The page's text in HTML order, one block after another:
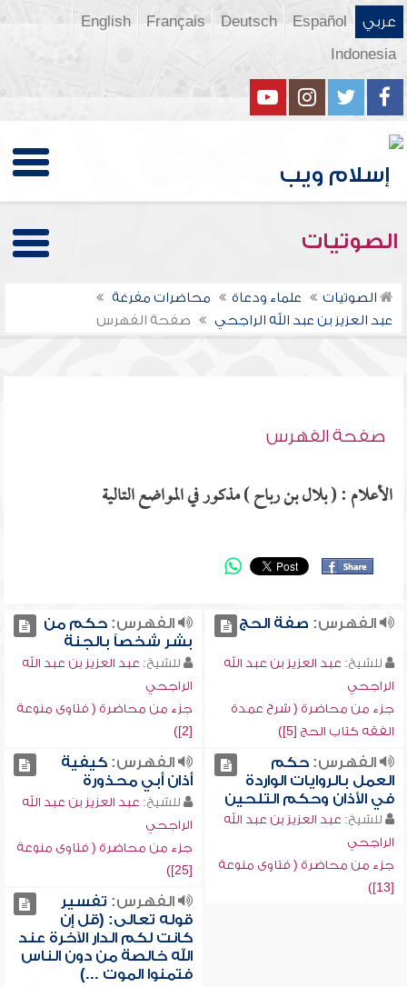
عربي Español
Deutsch
Français
English
Indonesia
الصوتيات
الصوتيات علماء ودعاة
محاضرات مفرغة
عبد العزيز بن عبد الله الراجحي
صفحة الفهرس
صفحة الفهرس
الأعلام : ( بلال بن رباح ) مذكور في المواضع التالية
الفهرس: صفة الحج
للشيخ: عبد العزيز بن عبد الله
الراجحي
جزء من محاضرة ( شرح عمدة
الفقه كتاب الحج [5])
الفهرس:حكم من
بشر شخصاً بالجنة
للشيخ: عبد العزيز بن عبد الله
الراجحي
جزء من محاضرة ( فتاوى منوعة
[2])
الفهرس:حكم
العمل بالروايات الواردة
في الأذان وحكم التلحين
للشيخ: عبد العزيز بن عبد الله
الراجحي
جزء من محاضرة ( فتاوى منوعة
[13])
الفهرس:كيفية
أذان أبي محذورة
للشيخ: عبد العزيز بن عبد الله
الراجحي
جزء من محاضرة ( فتاوى منوعة
[25])
الفهرس: تفسير
قوله تعالى: (قل إن
كانت لكم الدار الآخرة عند
الله خالصة من دون الناس
فتمنوا الموت ...)